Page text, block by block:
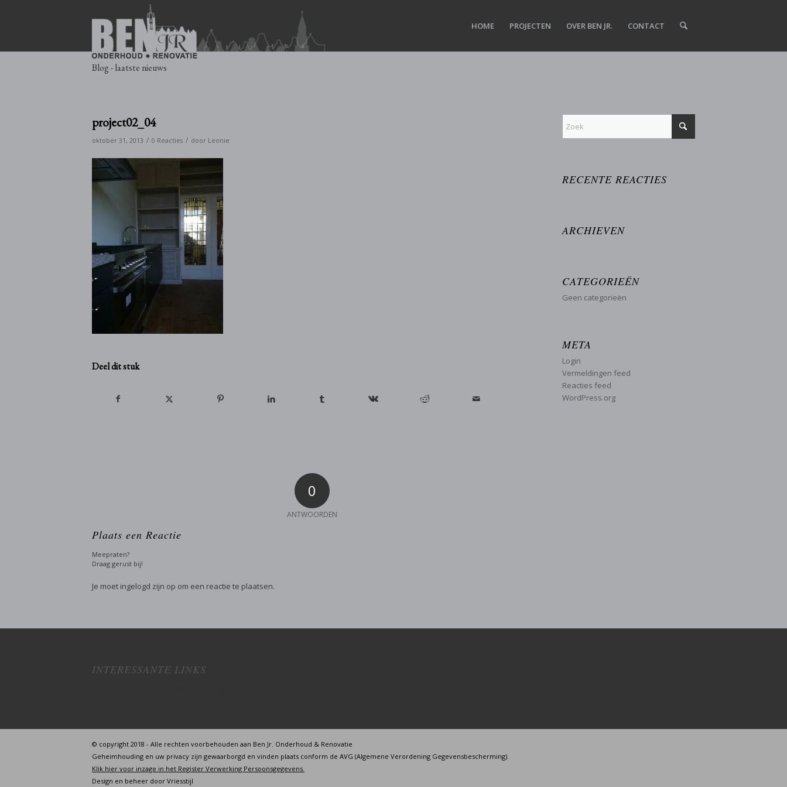
HOME PROJECTEN OVER BEN JR. CONTACT
Blog - laatste nieuws
project02_04
oktober 31, 2013 / 0 Reacties / door Leonie
Deel dit stuk
0
ANTWOORDEN
Plaats een Reactie
Meepraten?
Draag gerust bij!
Je moet ingelogd zijn op om een reactie te plaatsen.
RECENTE REACTIES
ARCHIEVEN
CATEGORIEËN
Geen categorieën
META
Login
Vermeldingen feed
Reacties feed
WordPress.org
INTERESSANTE LINKS
© copyright 2018 - Alle rechten voorbehouden aan Ben Jr. Onderhoud & Renovatie
Geheimhouding en uw privacy zijn gewaarborgd en vinden plaats conform de AVG (Algemene Verordening Gegevensbescherming).
Klik hier voor inzage in het Register Verwerking Persoonsgegevens.
Design en beheer door Vriesstijl